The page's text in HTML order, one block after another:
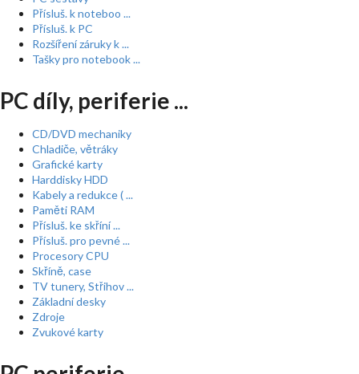
Přísluš. k noteboo ...
Přísluš. k PC
Rozšíření záruky k ...
Tašky pro notebook ...
PC díly, periferie ...
CD/DVD mechaniky
Chladiče, větráky
Grafické karty
Harddisky HDD
Kabely a redukce ( ...
Paměti RAM
Přísluš. ke skříní ...
Přísluš. pro pevné ...
Procesory CPU
Skříně, case
TV tunery, Střihov ...
Základní desky
Zdroje
Zvukové karty